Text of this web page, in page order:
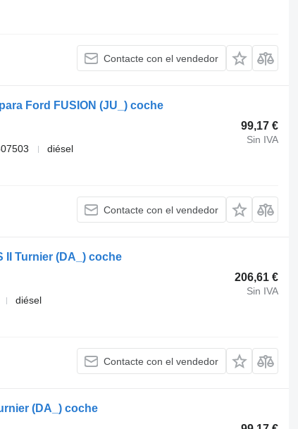
Contacte con el vendedor
Ford FUSION (JU_) coche
99,17 €
Sin IVA
diésel
Contacte con el vendedor
II Turnier (DA_) coche
206,61 €
Sin IVA
diésel
Contacte con el vendedor
(DA_) coche